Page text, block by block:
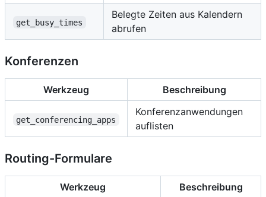
get_busy_times
Belegte Zeiten aus Kalendern
abrufen
Konferenzen
Werkzeug Beschreibung
get_conferencing_apps
Konferenzanwendungen
auflisten
Routing-Formulare
Werkzeug Beschreibung